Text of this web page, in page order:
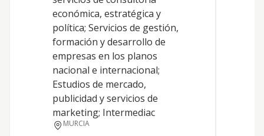
económica, estratégica y
política; Servicios de gestión,
formación y desarrollo de
empresas en los planos
nacional e internacional;
Estudios de mercado,
publicidad y servicios de
marketing; Intermediac
MURCIA